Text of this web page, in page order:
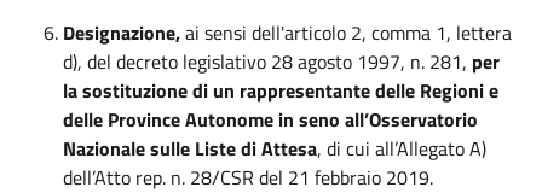
Designazione,ai sensi dell'articolo 2, comma 1, lettera
d), del decreto legislativo 28 agosto 1997, n. 281, per
la sostituzione di un rappresentante delle Regioni e
delle Province Autonome in seno all’Osservatorio
Nazionale sulle Liste di Attesa, di cui all’Allegato A)
dell’Atto rep. n. 28/CSR del 21 febbraio 2019.